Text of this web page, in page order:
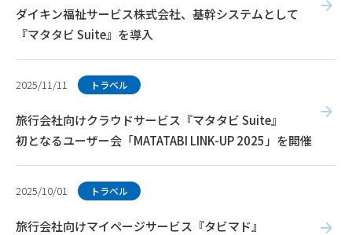
ダイキン福祉サービス株式会社、基幹システムとして
『マタタビ Suite』を導入
2025/11/11 トラベル
旅行会社向けクラウドサービス『マタタビ Suite』
初となるユーザー会「MATATABI LINK-UP 2025」を開催
2025/10/01 トラベル
旅行会社向けマイページサービス『タビマド』